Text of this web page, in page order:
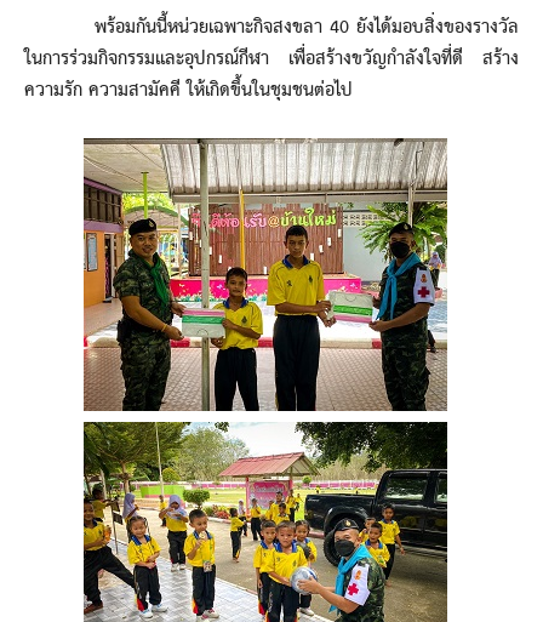
พร้อมกันนี้หน่วยเฉพาะกิจสงขลา 40 ยังได้มอบสิ่งของรางวัล
ในการร่วมกิจกรรมและอุปกรณ์กีฬา เพื่อสร้างขวัญกำลังใจที่ดี สร้าง
ความรัก ความสามัคคี ให้เกิดขึ้นในชุมชนต่อไป